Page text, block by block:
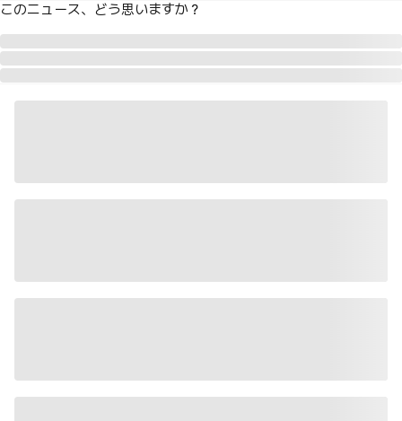
このニュース、どう思いますか？